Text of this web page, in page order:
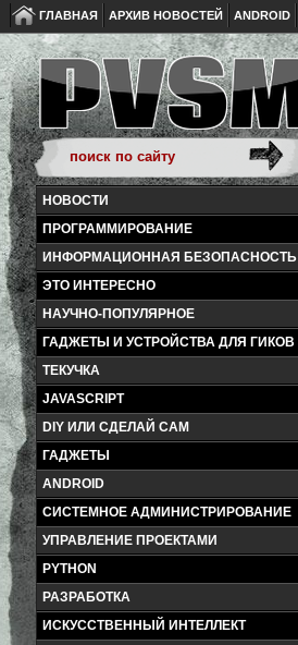
ГЛАВНАЯ АРХИВ НОВОСТЕЙ ANDROID
НОВОСТИ
ПРОГРАММИРОВАНИЕ
ИНФОРМАЦИОННАЯ БЕЗОПАСНОСТЬ
ЭТО ИНТЕРЕСНО
НАУЧНО-ПОПУЛЯРНОЕ
ГАДЖЕТЫ И УСТРОЙСТВА ДЛЯ ГИКОВ
ТЕКУЧКА
JAVASCRIPT
DIY ИЛИ СДЕЛАЙ САМ
ГАДЖЕТЫ
ANDROID
СИСТЕМНОЕ АДМИНИСТРИРОВАНИЕ
УПРАВЛЕНИЕ ПРОЕКТАМИ
PYTHON
РАЗРАБОТКА
ИСКУССТВЕННЫЙ ИНТЕЛЛЕКТ